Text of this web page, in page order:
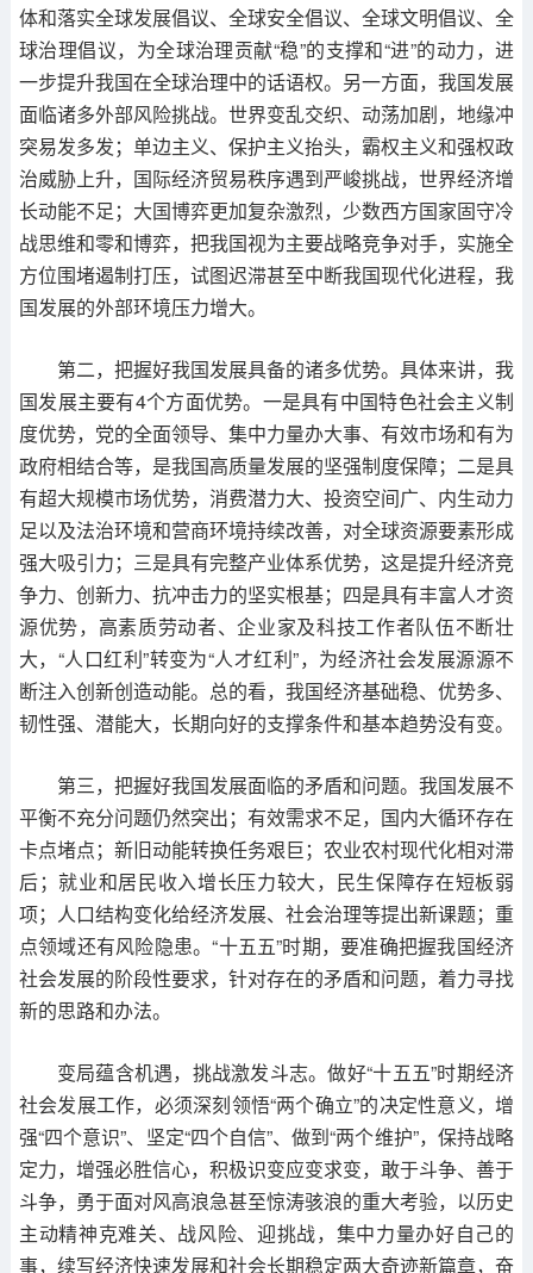
体和落实全球发展倡议、全球安全倡议、全球文明倡议、全
球治理倡议，为全球治理贡献“稳”的支撑和“进”的动力，进
一步提升我国在全球治理中的话语权。另一方面，我国发展
面临诸多外部风险挑战。世界变乱交织、动荡加剧，地缘冲
突易发多发；单边主义、保护主义抬头，霸权主义和强权政
治威胁上升，国际经济贸易秩序遇到严峻挑战，世界经济增
长动能不足；大国博弈更加复杂激烈，少数西方国家固守冷
战思维和零和博弈，把我国视为主要战略竞争对手，实施全
方位围堵遏制打压，试图迟滞甚至中断我国现代化进程，我
国发展的外部环境压力增大。
第二，把握好我国发展具备的诸多优势。具体来讲，我
国发展主要有4个方面优势。一是具有中国特色社会主义制
度优势，党的全面领导、集中力量办大事、有效市场和有为
政府相结合等，是我国高质量发展的坚强制度保障；二是具
有超大规模市场优势，消费潜力大、投资空间广、内生动力
足以及法治环境和营商环境持续改善，对全球资源要素形成
强大吸引力；三是具有完整产业体系优势，这是提升经济竞
争力、创新力、抗冲击力的坚实根基；四是具有丰富人才资
源优势，高素质劳动者、企业家及科技工作者队伍不断壮
大，“人口红利”转变为“人才红利”，为经济社会发展源源不
断注入创新创造动能。总的看，我国经济基础稳、优势多、
韧性强、潜能大，长期向好的支撑条件和基本趋势没有变。
第三，把握好我国发展面临的矛盾和问题。我国发展不
平衡不充分问题仍然突出；有效需求不足，国内大循环存在
卡点堵点；新旧动能转换任务艰巨；农业农村现代化相对滞
后；就业和居民收入增长压力较大，民生保障存在短板弱
项；人口结构变化给经济发展、社会治理等提出新课题；重
点领域还有风险隐患。“十五五”时期，要准确把握我国经济
社会发展的阶段性要求，针对存在的矛盾和问题，着力寻找
新的思路和办法。
变局蕴含机遇，挑战激发斗志。做好“十五五”时期经济
社会发展工作，必须深刻领悟“两个确立”的决定性意义，增
强“四个意识”、坚定“四个自信”、做到“两个维护”，保持战略
定力，增强必胜信心，积极识变应变求变，敢于斗争、善于
斗争，勇于面对风高浪急甚至惊涛骇浪的重大考验，以历史
主动精神克难关、战风险、迎挑战，集中力量办好自己的
事，续写经济快速发展和社会长期稳定两大奇迹新篇章，奋